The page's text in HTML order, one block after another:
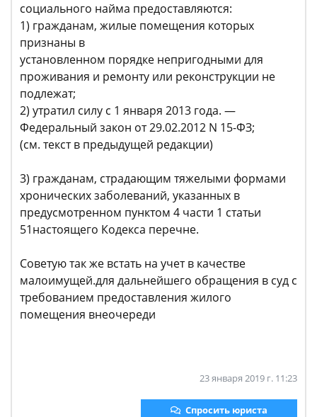
социального найма предоставляются:
1) гражданам, жилые помещения которых
признаны в
установленном порядке непригодными для
проживания и ремонту или реконструкции не
подлежат;
2) утратил силу с 1 января 2013 года. —
Федеральный закон от 29.02.2012 N 15-ФЗ;
(см. текст в предыдущей редакции)
3) гражданам, страдающим тяжелыми формами
хронических заболеваний, указанных в
предусмотренном пунктом 4 части 1 статьи
51настоящего Кодекса перечне.
Советую так же встать на учет в качестве
малоимущей.для дальнейшего обращения в суд с
требованием предоставления жилого
помещения внеочереди
23 января 2019 г. 11:23
Спросить юриста